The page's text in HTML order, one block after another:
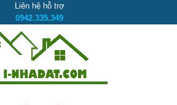
Liên hệ hỗ trợ
0942.335.349